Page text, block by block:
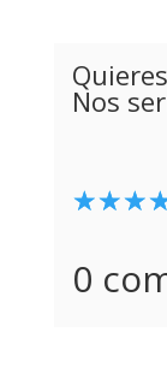
Nos
☆☆☆
★★★
0